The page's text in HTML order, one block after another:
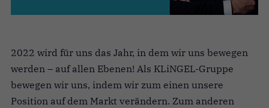
2022 wird für uns das Jahr, in dem wir uns bewegen
werden – auf allen Ebenen! Als KLiNGEL-Gruppe
bewegen wir uns, indem wir zum einen unsere
Position auf dem Markt verändern. Zum anderen